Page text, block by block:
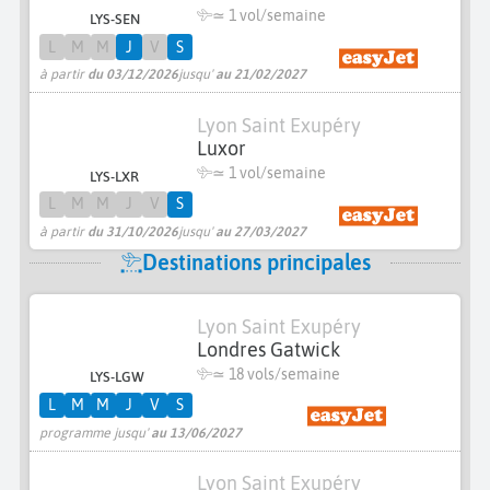
LYS-SEN ≃ 1 vol/semaine
à partir du 03/12/2026jusqu'au 21/02/2027
M M J V S
LYS-LXR
Lyon Saint Exupéry
Luxor
≃ 1 vol/semaine
à partir du 31/10/2026jusqu'au 27/03/2027
L M M J V S
Destinations principales
LYS-LGW
Lyon Saint Exupéry
Londres Gatwick
≃ 18 vols/semaine
programme jusqu'au 13/06/2027
L M M J V S
Lyon Saint Exupéry